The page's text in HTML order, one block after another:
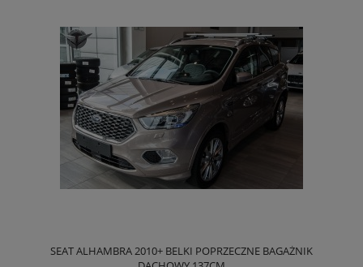
SEAT ALHAMBRA 2010+ BELKI POPRZECZNE BAGAŻNIK